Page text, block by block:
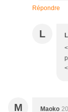
Répondre
L
M Maoko